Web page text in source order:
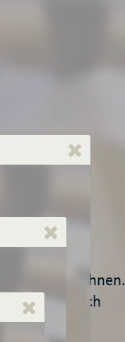
kennzeichnen.
ökologisch